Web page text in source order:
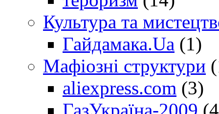
Культура та
Гайдамака.Ua (1)
Мафіозні структури
aliexpress.com (3)
ГазУкраїна-2009